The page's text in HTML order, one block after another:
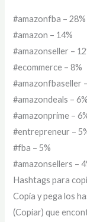
#amazonfba – 28%
#amazon – 14%
#amazonseller –
#ecommerce – 8%
#amazonfbaseller
#amazondeals – 6%
#amazonprime –
#entrepreneur –
#fba – 5%
#amazonsellers –
Hashtags para
Copia y pega los
(Copiar) que